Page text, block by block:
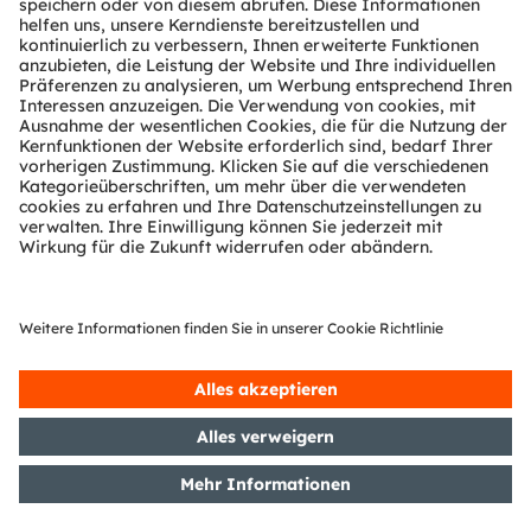
Technischer Support
Partner Netzwerk
Whistleblowing
© 2026 ams-OSRAM AG. All rights reserved.
Datenschutzerklärung Nutzungsbedingungen
Terms of Trade
ImpressumCookie PolicyAI Policy